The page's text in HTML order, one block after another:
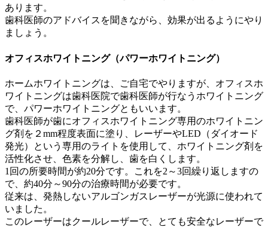
あります。
歯科医師のアドバイスを聞きながら、効果が出るようにやり
ましょう。
オフィスホワイトニング（パワーホワイトニング）
ホームホワイトニングは、ご自宅でやりますが、オフィスホ
ワイトニングは歯科医院で歯科医師が行なうホワイトニング
で、パワーホワイトニングともいいます。
歯科医師が歯にオフィスホワイトニング専用のホワイトニン
グ剤を２mm程度表面に塗り、レーザーやLED（ダイオード
発光）という専用のライトを使用して、ホワイトニング剤を
活性化させ、色素を分解し、歯を白くします。
1回の所要時間が約20分です。これを2～3回繰り返しますの
で、約40分～90分の治療時間が必要です。
従来は、発熱しないアルゴンガスレーザーが光源に使われて
いました。
このレーザーはクールレーザーで、とても安全なレーザーで